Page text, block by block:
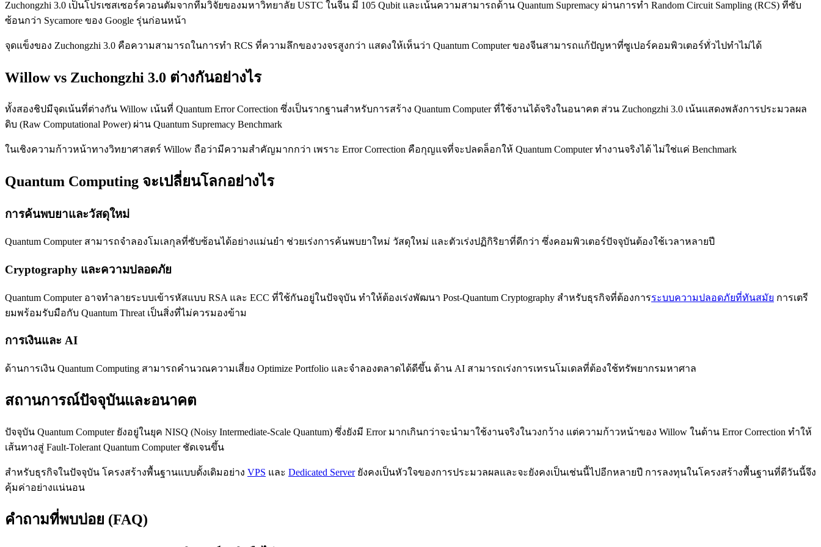
Zuchongzhi 3.0 เป็นโปรเซสเซอร์ควอนตัมจากทีมวิจัยของมหาวิทยาลัย USTC ในจีน มี 105 Qubit และเน้นความสามารถด้าน Quantum Supremacy ผ่านการทำ Random Circuit Sampling (RCS) ที่ซับ
ซ้อนกว่า Sycamore ของ Google รุ่นก่อนหน้า
จุดแข็งของ Zuchongzhi 3.0 คือความสามารถในการทำ RCS ที่ความลึกของวงจรสูงกว่า แสดงให้เห็นว่า Quantum Computer ของจีนสามารถแก้ปัญหาที่ซูเปอร์คอมพิวเตอร์ทั่วไปทำไม่ได้
Willow vs Zuchongzhi 3.0 ต่างกันอย่างไร
ทั้งสองชิปมีจุดเน้นที่ต่างกัน Willow เน้นที่ Quantum Error Correction ซึ่งเป็นรากฐานสำหรับการสร้าง Quantum Computer ที่ใช้งานได้จริงในอนาคต ส่วน Zuchongzhi 3.0 เน้นแสดงพลังการประมวลผล
ดิบ (Raw Computational Power) ผ่าน Quantum Supremacy Benchmark
ในเชิงความก้าวหน้าทางวิทยาศาสตร์ Willow ถือว่ามีความสำคัญมากกว่า เพราะ Error Correction คือกุญแจที่จะปลดล็อกให้ Quantum Computer ทำงานจริงได้ ไม่ใช่แค่ Benchmark
Quantum Computing จะเปลี่ยนโลกอย่างไร
การค้นพบยาและวัสดุใหม่
Quantum Computer สามารถจำลองโมเลกุลที่ซับซ้อนได้อย่างแม่นยำ ช่วยเร่งการค้นพบยาใหม่ วัสดุใหม่ และตัวเร่งปฏิกิริยาที่ดีกว่า ซึ่งคอมพิวเตอร์ปัจจุบันต้องใช้เวลาหลายปี
Cryptography และความปลอดภัย
Quantum Computer อาจทำลายระบบเข้ารหัสแบบ RSA และ ECC ที่ใช้กันอยู่ในปัจจุบัน ทำให้ต้องเร่งพัฒนา Post-Quantum Cryptography สำหรับธุรกิจที่ต้องการระบบความปลอดภัยที่ทันสมัย การเตรี
ยมพร้อมรับมือกับ Quantum Threat เป็นสิ่งที่ไม่ควรมองข้าม
การเงินและ AI
ด้านการเงิน Quantum Computing สามารถคำนวณความเสี่ยง Optimize Portfolio และจำลองตลาดได้ดีขึ้น ด้าน AI สามารถเร่งการเทรนโมเดลที่ต้องใช้ทรัพยากรมหาศาล
สถานการณ์ปัจจุบันและอนาคต
ปัจจุบัน Quantum Computer ยังอยู่ในยุค NISQ (Noisy Intermediate-Scale Quantum) ซึ่งยังมี Error มากเกินกว่าจะนำมาใช้งานจริงในวงกว้าง แต่ความก้าวหน้าของ Willow ในด้าน Error Correction ทำให้
เส้นทางสู่ Fault-Tolerant Quantum Computer ชัดเจนขึ้น
สำหรับธุรกิจในปัจจุบัน โครงสร้างพื้นฐานแบบดั้งเดิมอย่าง VPS และ Dedicated Serverยังคงเป็นหัวใจของการประมวลผลและจะยังคงเป็นเช่นนี้ไปอีกหลายปี การลงทุนในโครงสร้างพื้นฐานที่ดีวันนี้จึง
คุ้มค่าอย่างแน่นอน
คำถามที่พบบ่อย (FAQ)